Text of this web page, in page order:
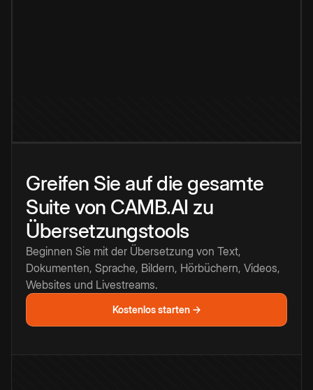
Greifen Sie auf die gesamte
Suite von CAMB.AI zu
Übersetzungstools
Beginnen Sie mit der Übersetzung von Text,
Dokumenten, Sprache, Bildern, Hörbüchern, Videos,
Websites und Livestreams.
Kostenlos starten →